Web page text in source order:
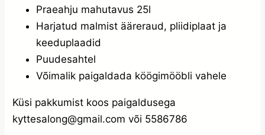
Praeahju mahutavus 25l
Harjatud malmist ääreraud, pliidiplaat ja
keeduplaadid
Puudesahtel
Võimalik paigaldada köögimööbli vahele
Küsi pakkumist koos paigaldusega
kyttesalong@gmail.com või 5586786